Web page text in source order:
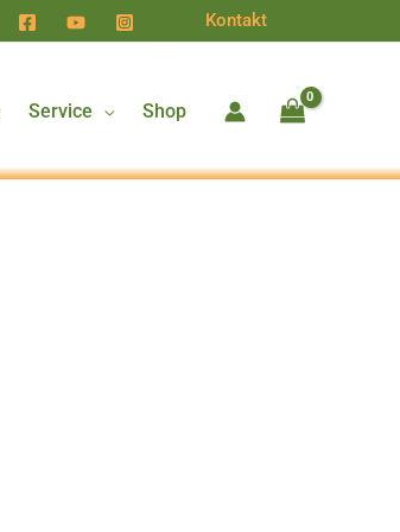
Kontakt
Service Shop